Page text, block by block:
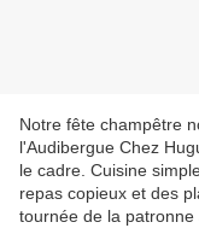
Notre fête champêtre
l'Audibergue Chez
le cadre. Cuisine
repas copieux et des
tournée de la